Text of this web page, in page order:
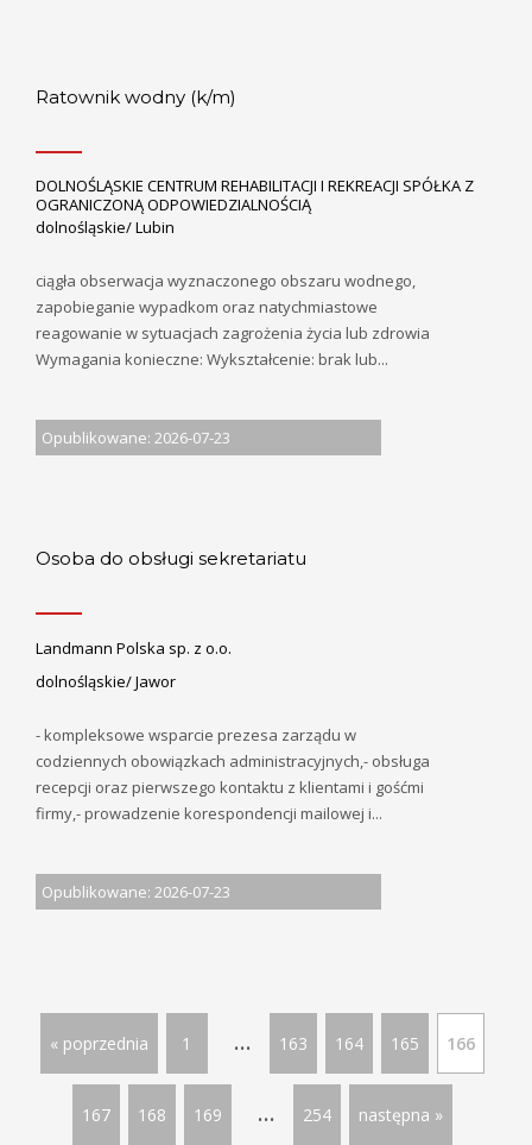
Ratownik wodny (k/m)
DOLNOŚLĄSKIE CENTRUM REHABILITACJI I REKREACJI SPÓŁKA Z
OGRANICZONĄ ODPOWIEDZIALNOŚCIĄ
dolnośląskie/ Lubin
ciągła obserwacja wyznaczonego obszaru wodnego,
zapobieganie wypadkom oraz natychmiastowe
reagowanie w sytuacjach zagrożenia życia lub zdrowia
Wymagania konieczne: Wykształcenie: brak lub...
Opublikowane: 2026-07-23
Osoba do obsługi sekretariatu
Landmann Polska sp. z o.o.
dolnośląskie/ Jawor
- kompleksowe wsparcie prezesa zarządu w
codziennych obowiązkach administracyjnych,- obsługa
recepcji oraz pierwszego kontaktu z klientami i gośćmi
firmy,- prowadzenie korespondencji mailowej i...
Opublikowane: 2026-07-23
« poprzednia 1 ... 163 164 165 166
167 168 169 ... 254 następna »